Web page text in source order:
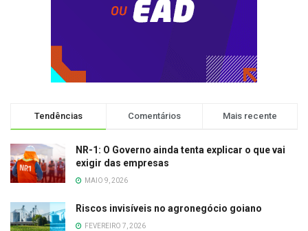
Tendências Comentários Mais recente
NR-1: O Governo ainda tenta explicar o que vai
exigir das empresas
MAIO 9, 2026
Riscos invisíveis no agronegócio goiano
FEVEREIRO 7, 2026